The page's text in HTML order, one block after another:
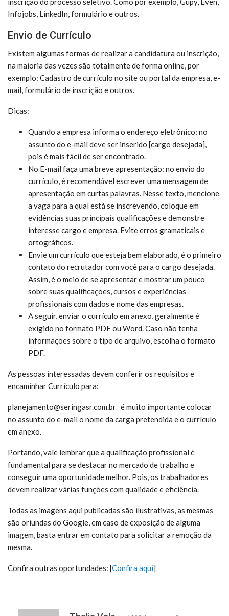
Infojobs, LinkedIn, formulário e outros.
Envio de Currículo
Existem algumas formas de realizar a candidatura ou inscrição,
na maioria das vezes são totalmente de forma online, por
exemplo: Cadastro de currículo no site ou portal da empresa, e-
mail, formulário de inscrição e outros.
Dicas:
Quando a empresa informa o endereço eletrônico: no
assunto do e-mail deve ser inserido [cargo desejada],
pois é mais fácil de ser encontrado.
No E-mail faça uma breve apresentação: no envio do
currículo, é recomendável escrever uma mensagem de
apresentação em curtas palavras. Nesse texto, mencione
a vaga para a qual está se inscrevendo, coloque em
evidências suas principais qualificações e demonstre
interesse cargo e empresa. Evite erros gramaticais e
ortográficos.
Envie um currículo que esteja bem elaborado, é o primeiro
contato do recrutador com você para o cargo desejada.
Assim, é o meio de se apresentar e mostrar um pouco
sobre suas qualificações, cursos e experiências
profissionais com dados e nome das empresas.
A seguir, enviar o currículo em anexo, geralmente é
exigido no formato PDF ou Word. Caso não tenha
informações sobre o tipo de arquivo, escolha o formato
PDF.
As pessoas interessadas devem conferir os requisitos e
encaminhar Currículo para:
planejamento@seringasr.com.br é muito importante colocar
no assunto do e-mail o nome da carga pretendida e o currículo
em anexo.
Portando, vale lembrar que a qualificação profissional é
fundamental para se destacar no mercado de trabalho e
conseguir uma oportunidade melhor. Pois, os trabalhadores
devem realizar várias funções com qualidade e eficiência.
Todas as imagens aqui publicadas são ilustrativas, as mesmas
são oriundas do Google, em caso de exposição de alguma
imagem, basta entrar em contato para solicitar a remoção da
mesma.
Confira outras oportundades: [Confira aqui]